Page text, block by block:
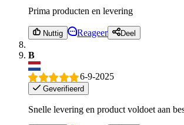
Prima producten en levering
Nuttig Reageer Deel
B
6-9-2025
Geverifieerd
Snelle levering en product voldoet aan